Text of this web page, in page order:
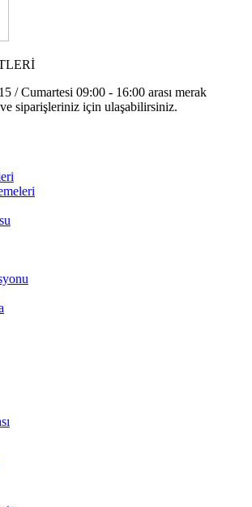
/ Cumartesi 09:00 - 16:00 arası merak
siparişleriniz için ulaşabilirsiniz.